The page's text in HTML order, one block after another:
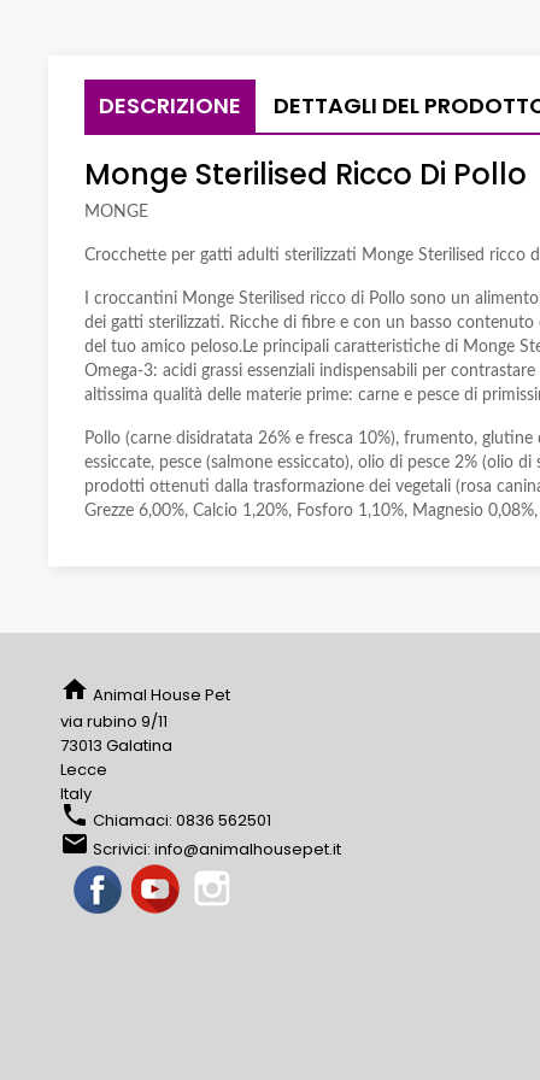
DESCRIZIONE DETTAGLI DEL
Monge Sterilised Ricco Di Pollo
MONGE
Crocchette per gatti adulti sterilizzati Monge Sterilised ricco
I croccantini Monge Sterilised ricco di Pollo sono un
dei gatti sterilizzati. Ricche di fibre e con un basso
del tuo amico peloso.Le principali caratteristiche di Monge
Omega-3: acidi grassi essenziali indispensabili per
altissima qualità delle materie prime: carne e pesce di
Pollo (carne disidratata 26% e fresca 10%), frumento,
essiccate, pesce (salmone essiccato), olio di pesce 2% (olio
prodotti ottenuti dalla trasformazione dei vegetali (rosa
Grezze 6,00%, Calcio 1,20%, Fosforo 1,10%, Magnesio
home Animal House Pet
via rubino 9/11
73013 Galatina
Lecce
Italy
phone Chiamaci: 0836 562501
email Scrivici: info@animalhousepet.it
FacebookYouTube